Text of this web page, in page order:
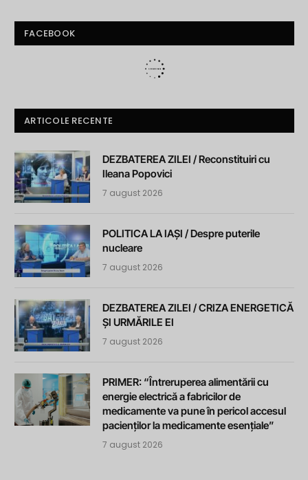
FACEBOOK
ARTICOLE RECENTE
DEZBATEREA ZILEI / Reconstituiri cu
Ileana Popovici
7 august 2026
POLITICA LA IAȘI / Despre puterile
nucleare
7 august 2026
DEZBATEREA ZILEI / CRIZA ENERGETICĂ
ȘI URMĂRILE EI
7 august 2026
PRIMER: “Întreruperea alimentării cu
energie electrică a fabricilor de
medicamente va pune în pericol accesul
pacienților la medicamente esențiale”
7 august 2026